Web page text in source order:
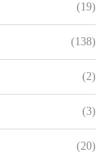
(19)
(138)
(2)
(3)
(20)